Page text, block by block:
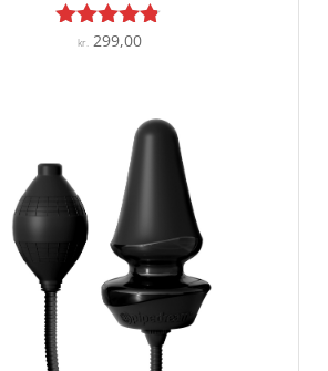
Vurderet
kr.299,00